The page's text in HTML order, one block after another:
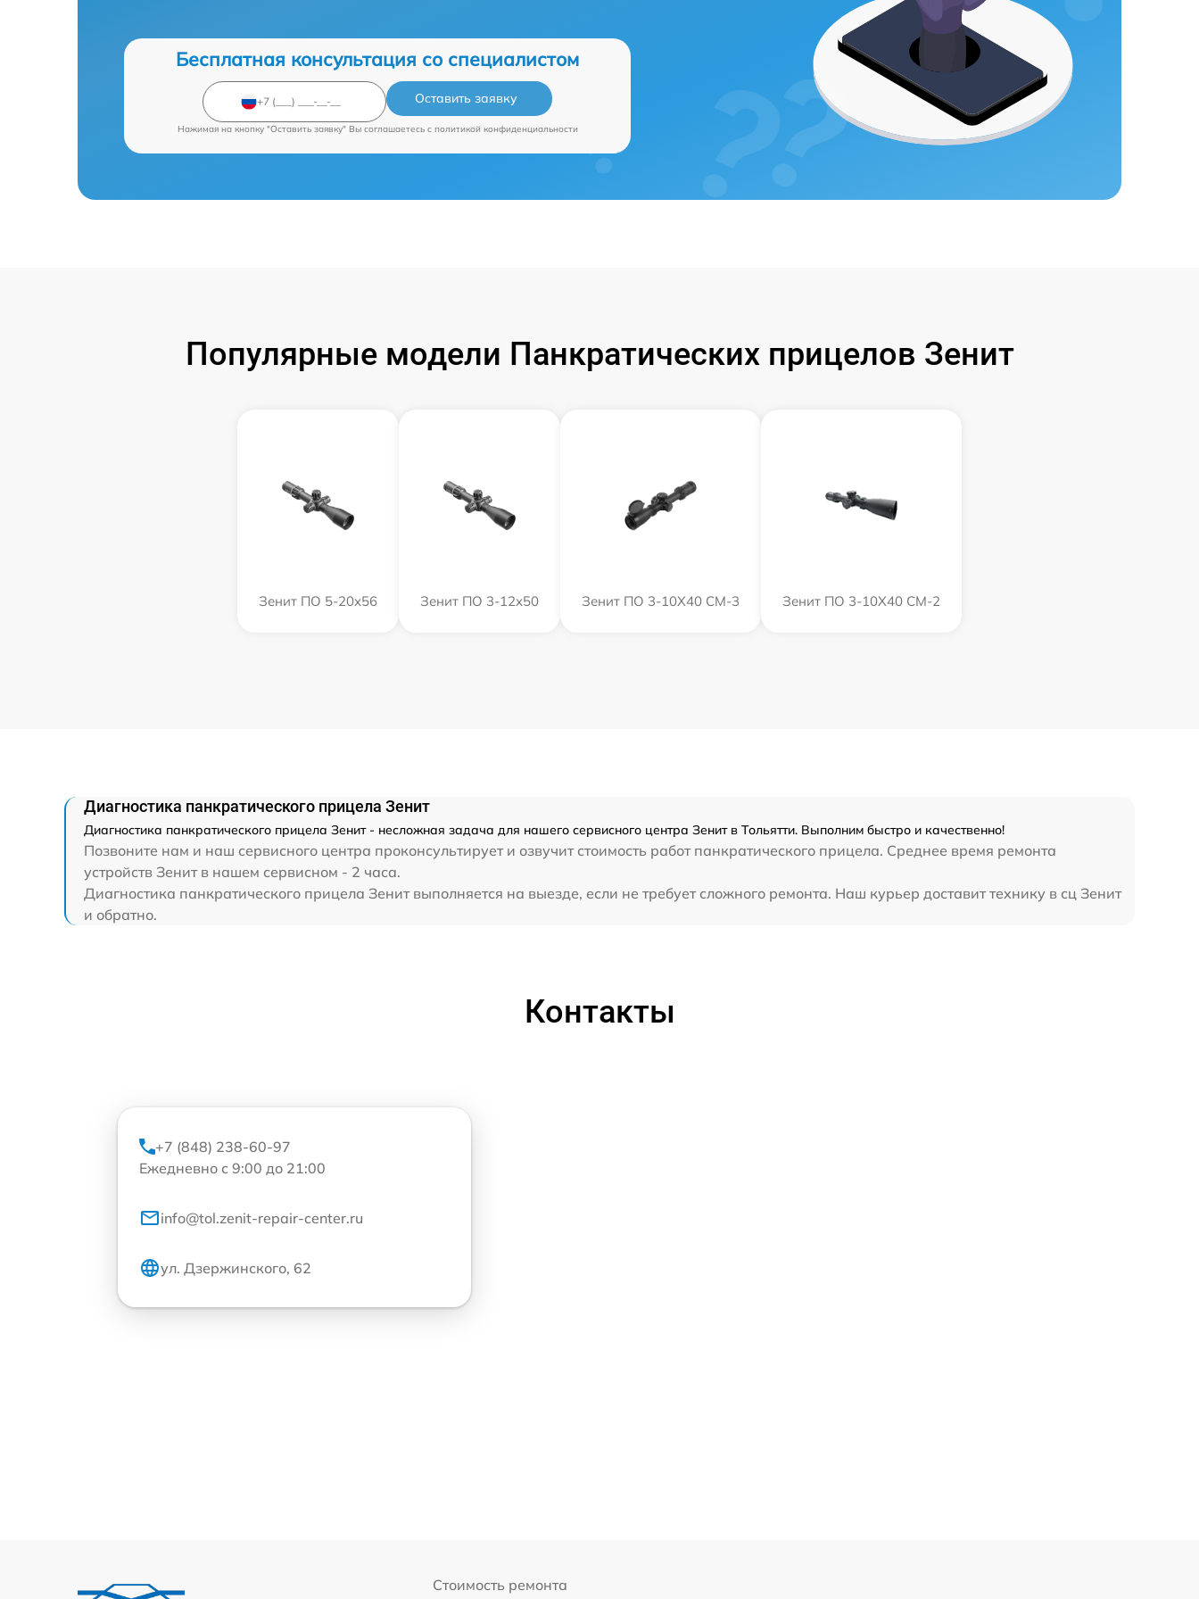
Бесплатная консультация со специалистом
Оставить заявку
Нажимая на кнопку "Оставить заявку" Вы соглашаетесь c политикой конфиденциальности
Популярные модели Панкратических прицелов Зенит
Зенит ПO 5-20x56 Зенит ПO 3-12x50 Зенит ПО 3-10Х40 СМ-3 Зенит ПО 3-10Х40 СМ-2
Диагностика панкратического прицела Зенит
Диагностика панкратического прицела Зенит - несложная задача для нашего сервисного центра Зенит в Тольятти. Выполним быстро и качественно!
Позвоните нам и наш сервисного центра проконсультирует и озвучит стоимость работ панкратического прицела. Среднее время ремонта
устройств Зенит в нашем сервисном - 2 часа.
Диагностика панкратического прицела Зенит выполняется на выезде, если не требует сложного ремонта. Наш курьер доставит технику в сц Зенит
и обратно.
Контакты
+7 (848) 238-60-97
Ежедневно с 9:00 до 21:00
info@tol.zenit-repair-center.ru
ул. Дзержинского, 62
Стоимость ремонта